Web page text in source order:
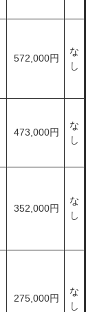
572,000円
な
し
473,000円
な
し
352,000円
な
し
275,000円
な
し